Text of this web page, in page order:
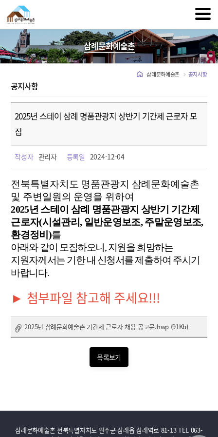
삼례문화예술촌
삼례문화예술촌 공지사항
공지사항
2025년 스테이 삼례 명품관광지 상반기 기간제 근로자 모
집
작성자 관리자 등록일 2024-12-04
전북특별자치도 명품관광지 삼례문화예술촌
및 주변일원의 운영을 위하여
2025년 스테이 삼례 명품관광지 상반기 기간제
근로자(시설관리, 일반운영보조,주말운영보조,
환경정비 )를
아래와 같이 모집하오니 ,지원을 희망하는
지원자께서는 기한 내 신청서를 제출하여 주시기
바랍니다.
► 첨부파일 참고해 주세요!!!
2025년 삼례문화예술촌 기간제 근로자 채용 공고문.hwp (91Kb)
목록보기
삼례문화예술촌 전북특별자치도 완주군 삼례읍 삼례역로 81-13 TEL 063-